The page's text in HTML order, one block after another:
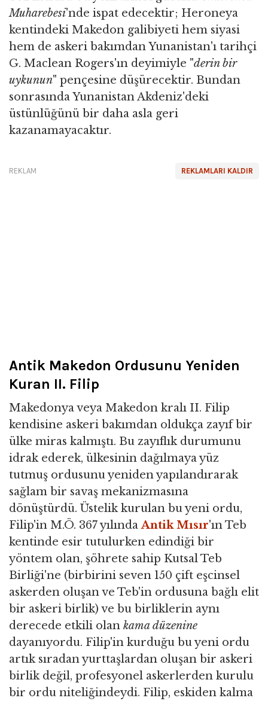
Muharebesi'nde ispat edecektir; Heroneya
kentindeki Makedon galibiyeti hem siyasi
hem de askeri bakımdan Yunanistan'ı tarihçi
G. Maclean Rogers'ın deyimiyle "derin bir
uykunun" pençesine düşürecektir. Bundan
sonrasında Yunanistan Akdeniz'deki
üstünlüğünü bir daha asla geri
kazanamayacaktır.
REKLAMLARI KALDIR
REKLAM
Antik Makedon Ordusunu Yeniden
Kuran II. Filip
Makedonya veya Makedon kralı II. Filip
kendisine askeri bakımdan oldukça zayıf bir
ülke miras kalmıştı. Bu zayıflık durumunu
idrak ederek, ülkesinin dağılmaya yüz
tutmuş ordusunu yeniden yapılandırarak
sağlam bir savaş mekanizmasına
dönüştürdü. Üstelik kurulan bu yeni ordu,
Filip'in M.Ö. 367 yılındaAntik Mısır'ın Teb
kentinde esir tutulurken edindiği bir
yöntem olan, şöhrete sahip Kutsal Teb
Birliği'ne (birbirini seven 150 çift eşcinsel
askerden oluşan ve Teb'in ordusuna bağlı elit
bir askeri birlik) ve bu birliklerin aynı
derecede etkili olan kama düzenine
dayanıyordu. Filip'in kurduğu bu yeni ordu
artık sıradan yurttaşlardan oluşan bir askeri
birlik değil, profesyonel askerlerden kurulu
bir ordu niteliğindeydi. Filip, eskiden kalma